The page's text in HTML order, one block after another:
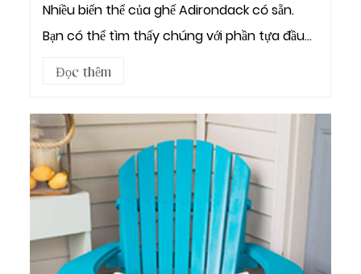
Nhiều biến thể của ghế Adirondack có sẵn.
Bạn có thể tìm thấy chúng với phần tựa đầu
Đọc thêm